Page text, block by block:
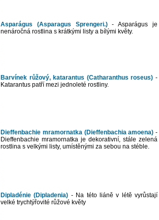
Asparágus (Asparagus Sprengeri.)- Asparágus je
nenáročná rostlina s krátkými listy a bílými květy.
Barvínek růžový, katarantus (Catharanthus roseus) -
Katarantus patří mezi jednoleté rostliny.
Dieffenbachie mramornatka (Dieffenbachia amoena) -
Dieffenbachie mramornatka je dekorativní, stále zelená
rostlina s velkými listy, umístěnými za sebou na stéble.
Dipladénie (Dipladenia) - Na této liáně v létě vyrůstají
velké trychtýřovité růžové květy